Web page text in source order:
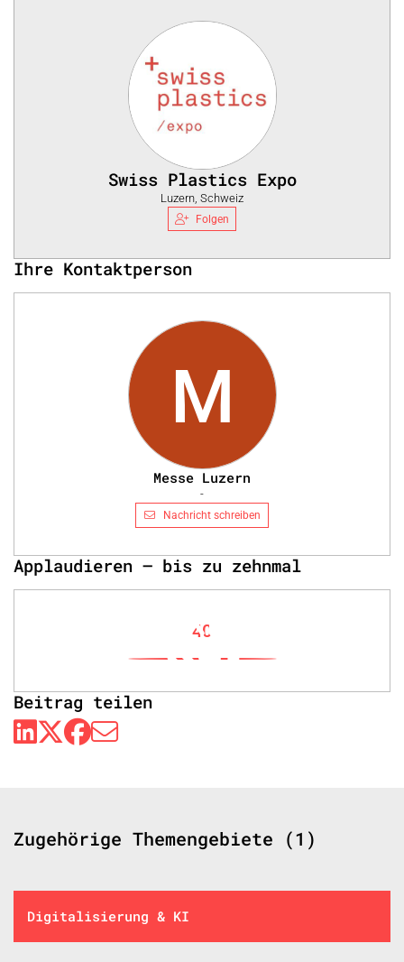
Swiss Plastics Expo
Luzern, Schweiz
Folgen
Ihre Kontaktperson
M
Messe Luzern
-
Nachricht schreiben
Applaudieren – bis zu zehnmal
40
Beitrag teilen
Zugehörige Themengebiete (1)
Digitalisierung & KI